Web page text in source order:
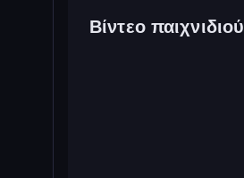
Βίντεο παιχνιδιού